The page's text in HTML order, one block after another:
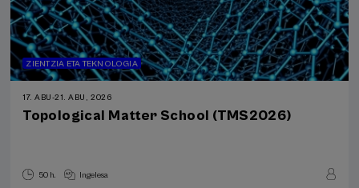
ZIENTZIA ETA TEKNOLOGIA
17. ABU-21. ABU, 2026
Topological Matter School (TMS2026)
50 h. Ingelesa